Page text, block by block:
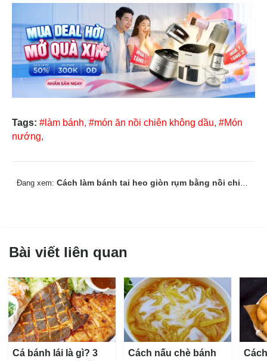
Tags: #làm bánh, #món ăn nồi chiên không dầu, #Món
nướng,
Đang xem: Cách làm bánh tai heo giòn rụm bằng nồi chiên không dầu
Bài viết liên quan
Cá bánh lái là gì? 3
Cách nấu chè bánh